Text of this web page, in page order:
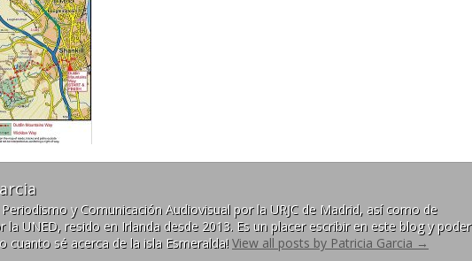
y Comunicación Audiovisual por la URJC de Madrid, así como de
la UNED, resido en Irlanda desde 2013. Es un placer escribir en este blog y poder
cuanto sé acerca de la isla Esmeralda! View all posts by Patricia Garcia →